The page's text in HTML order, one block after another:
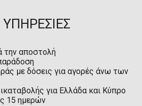
ΥΠΗΡΕΣΙΕΣ
την αποστολή
με δόσεις για αγορές άνω των
για Ελλάδα και Κύπρο
15 ημερών